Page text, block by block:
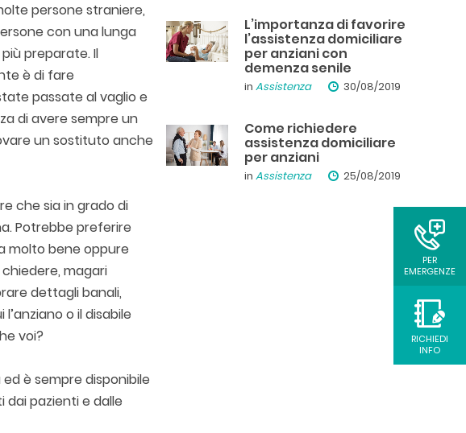
PER
EMERGENZE
RICHIEDI
INFO
persone straniere,
con una lunga
preparate. Il
è di fare
passate al vaglio e
di avere sempre un
un sostituto anche
che sia in grado di
Potrebbe preferire
molto bene oppure
magari
dettagli banali,
o il disabile
voi?
è sempre disponibile
pazienti e dalle
L’importanza di favorire
l’assistenza domiciliare
per anziani con
demenza senile
in Assistenza 30/08/2019
Come richiedere
assistenza domiciliare
per anziani
in Assistenza 25/08/2019